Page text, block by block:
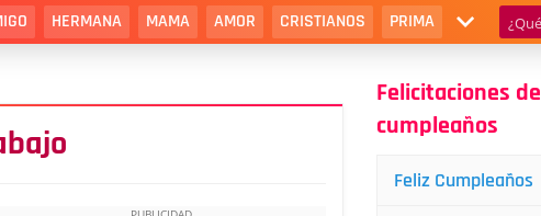
HERMANA MAMA AMOR CRISTIANOS PRIMA
Felicitaciones de
cumpleaños
Feliz Cumpleaños